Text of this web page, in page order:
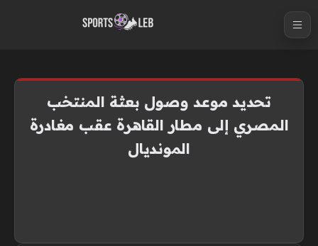
تحديد موعد وصول بعثة المنتخب
المصري إلى مطار القاهرة عقب مغادرة
المونديال